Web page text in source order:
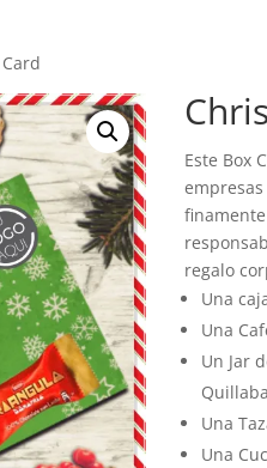
Este Box
regalo
Una
Una
Un Jar
Una
Una